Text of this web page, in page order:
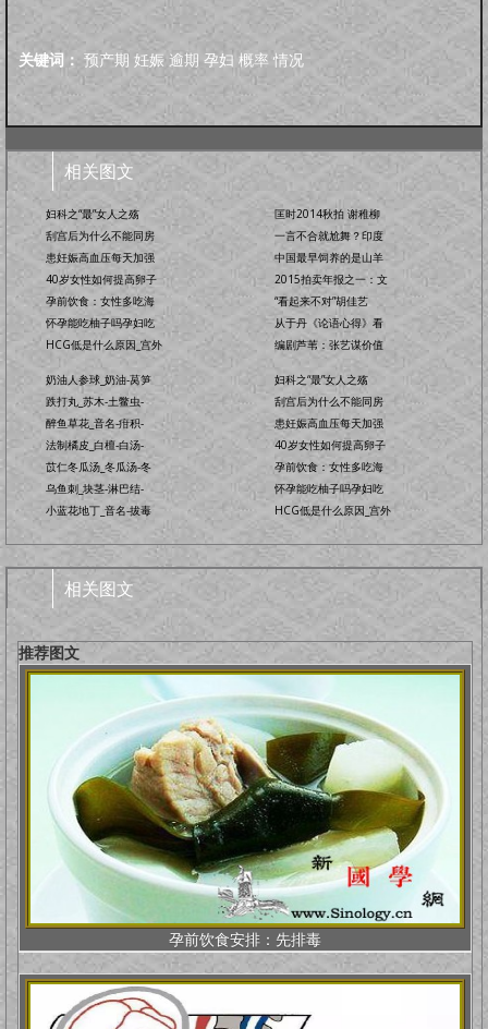
关键词： 预产期 妊娠 逾期 孕妇 概率 情况
相关图文
妇科之“最”女人之殇
刮宫后为什么不能同房
患妊娠高血压每天加强
40岁女性如何提高卵子
孕前饮食：女性多吃海
怀孕能吃柚子吗孕妇吃
HCG低是什么原因_宫外
匡时2014秋拍 谢稚柳
一言不合就尬舞？印度
中国最早饲养的是山羊
2015拍卖年报之一：文
“看起来不对”胡佳艺
从于丹《论语心得》看
编剧芦苇：张艺谋价值
奶油人参球_奶油-莴笋
跌打丸_苏木-土鳖虫-
醉鱼草花_音名-疳积-
法制橘皮_白檀-白汤-
苡仁冬瓜汤_冬瓜汤-冬
乌鱼刺_块茎-淋巴结-
小蓝花地丁_音名-拔毒
妇科之“最”女人之殇
刮宫后为什么不能同房
患妊娠高血压每天加强
40岁女性如何提高卵子
孕前饮食：女性多吃海
怀孕能吃柚子吗孕妇吃
HCG低是什么原因_宫外
相关图文
推荐图文
孕前饮食安排：先排毒